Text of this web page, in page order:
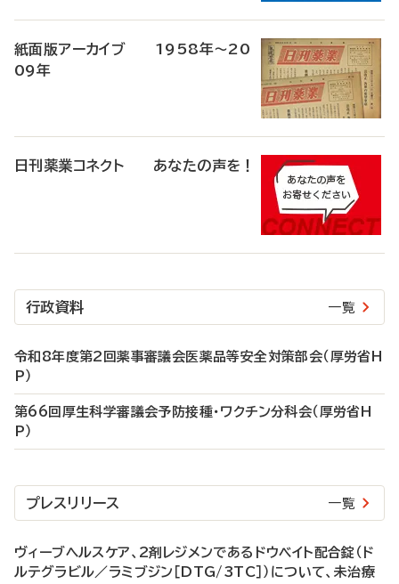
紙面版アーカイブ 1958年～20
09年
日刊薬業コネクト あなたの声を！
行政資料 一覧
令和8年度第2回薬事審議会医薬品等安全対策部会（厚労省H
P）
第66回厚生科学審議会予防接種・ワクチン分科会（厚労省H
P）
プレスリリース 一覧
ヴィーブヘルスケア、2剤レジメンであるドウベイト配合錠（ド
ルテグラビル／ラミブジン［DTG/3TC］）について、未治療